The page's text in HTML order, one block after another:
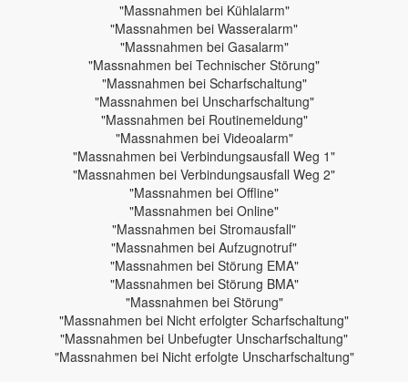
"Massnahmen bei Kühlalarm"
"Massnahmen bei Wasseralarm"
"Massnahmen bei Gasalarm"
"Massnahmen bei Technischer Störung"
"Massnahmen bei Scharfschaltung"
"Massnahmen bei Unscharfschaltung"
"Massnahmen bei Routinemeldung"
"Massnahmen bei Videoalarm"
"Massnahmen bei Verbindungsausfall Weg 1"
"Massnahmen bei Verbindungsausfall Weg 2"
"Massnahmen bei Offline"
"Massnahmen bei Online"
"Massnahmen bei Stromausfall"
"Massnahmen bei Aufzugnotruf"
"Massnahmen bei Störung EMA"
"Massnahmen bei Störung BMA"
"Massnahmen bei Störung"
"Massnahmen bei Nicht erfolgter Scharfschaltung"
"Massnahmen bei Unbefugter Unscharfschaltung"
"Massnahmen bei Nicht erfolgte Unscharfschaltung"